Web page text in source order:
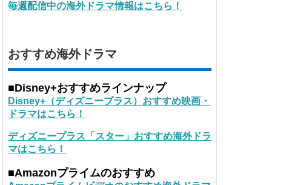
毎週配信中の海外ドラマ情報はこちら！
おすすめ海外ドラマ
■Disney+おすすめラインナップ
Disney+（ディズニープラス）おすすめ映画・
ドラマはこちら！
ディズニープラス「スター」おすすめ海外ドラ
マはこちら！
■Amazonプライムのおすすめ